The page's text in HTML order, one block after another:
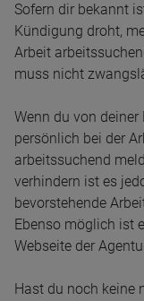
Sofern dir bekannt
Kündigung droht,
Arbeit
muss nicht
Wenn du von
persönlich bei der
arbeitssuchend
verhindern ist es
bevorstehende
Ebenso möglich ist
Webseite der
Hast du noch keine